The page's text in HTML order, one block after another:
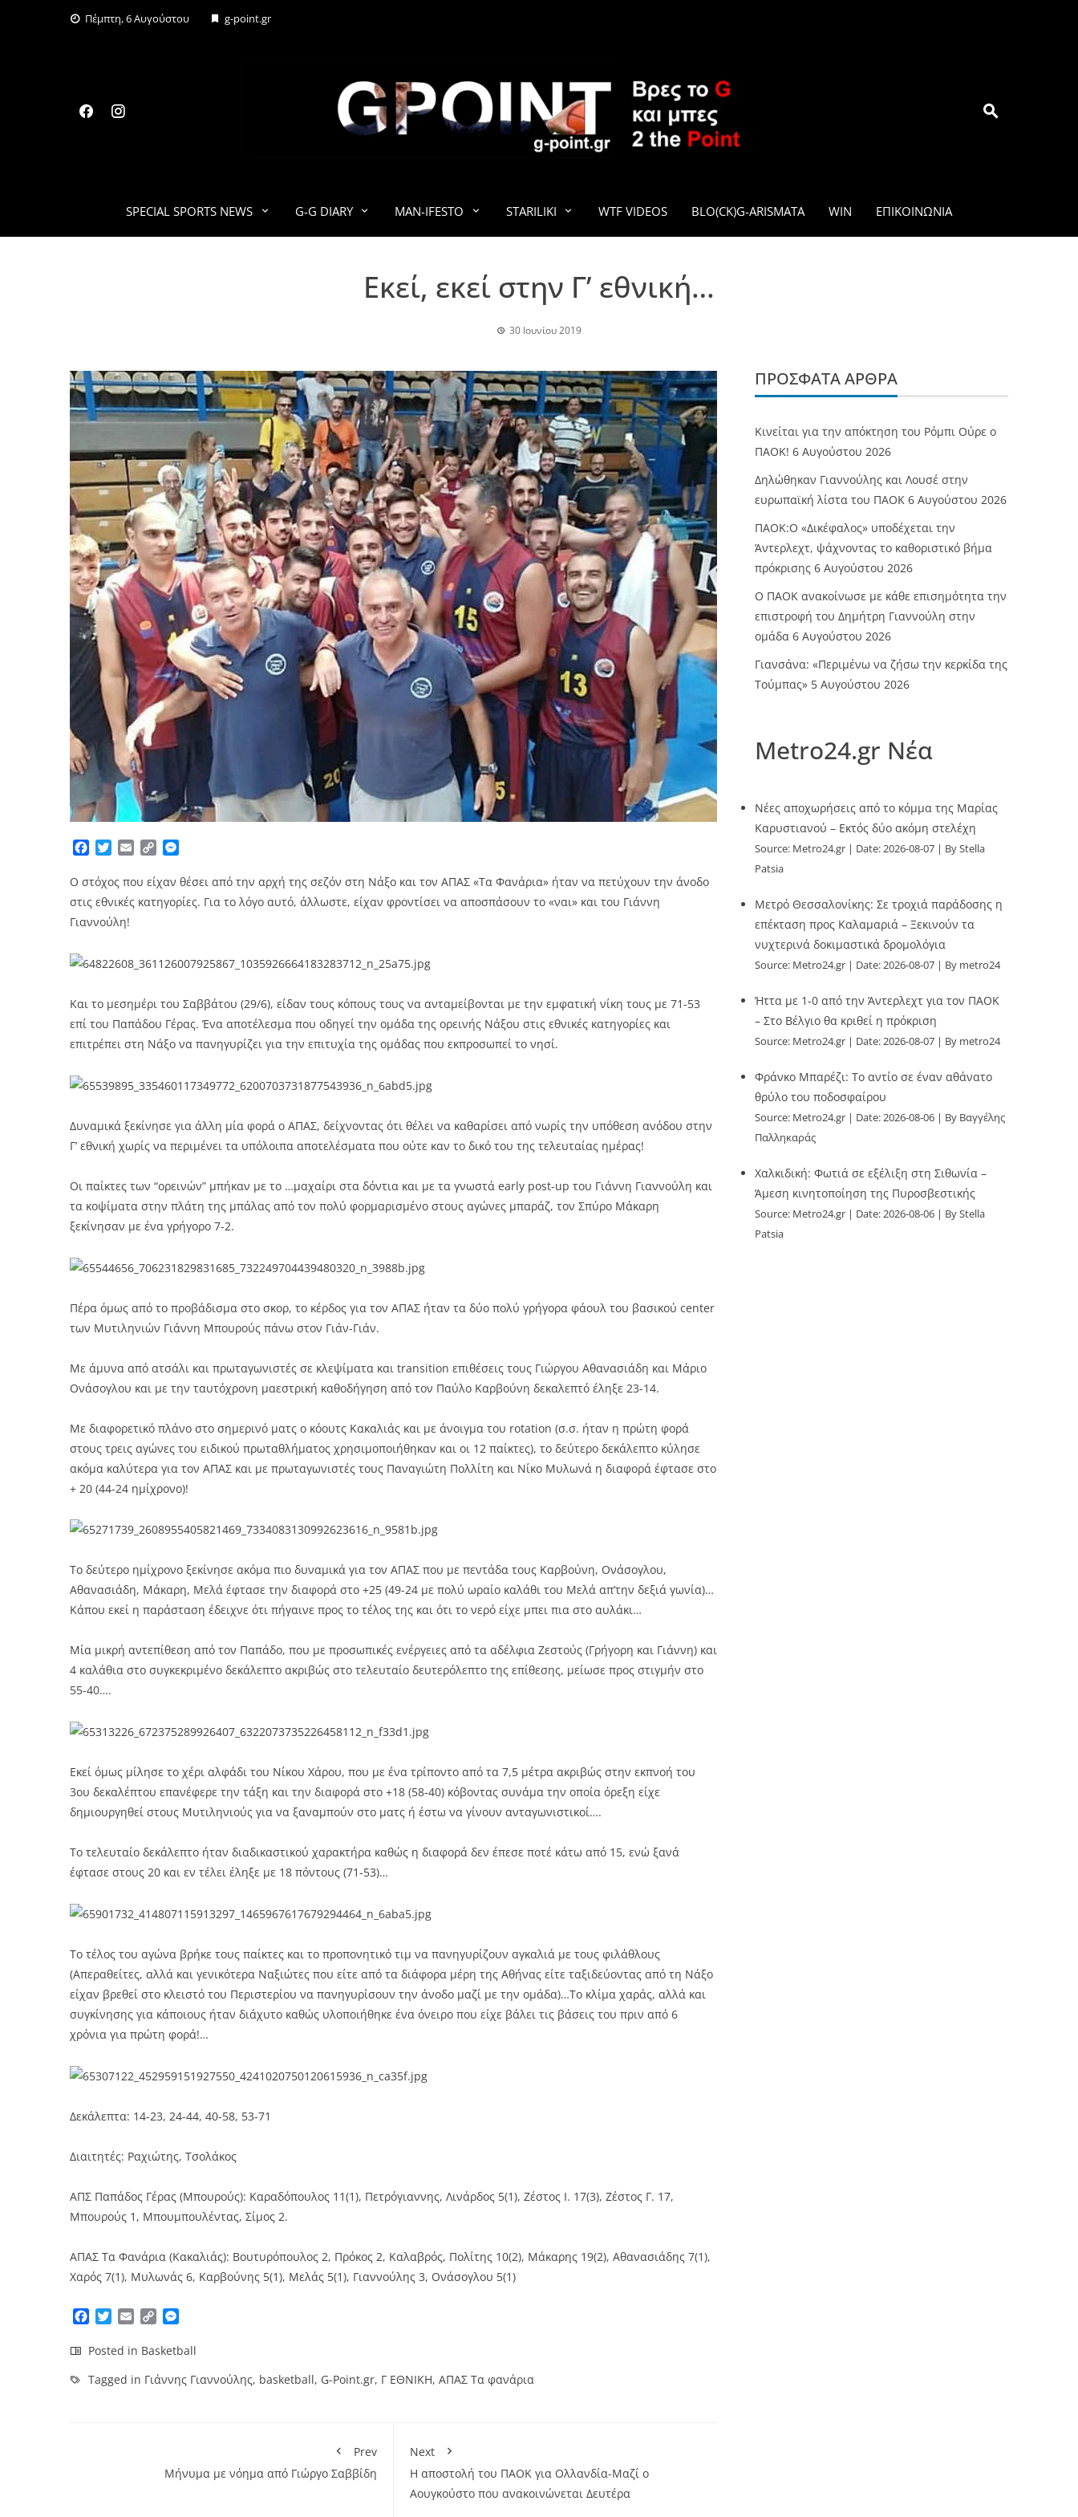
Πέμπτη, 6 Αυγούστου g-point.gr
G-POINT.GR
SPECIAL SPORTS NEWS G-G DIARY MAN-IFESTO STARILIKI WTF VIDEOS BLO(CK)G-ARISMATA WIN ΕΠΙΚΟΙΝΩΝΊΑ
Εκεί, εκεί στην Γ’ εθνική…
30 Ιουνίου 2019
Facebook
TwitterEmailCopy
Ο στόχος που είχαν θέσει από την αρχή της σεζόν στη Νάξο και τον ΑΠΑΣ «Τα Φανάρια» ήταν να πετύχουν την άνοδο
στις εθνικές κατηγορίες. Για το λόγο αυτό, άλλωστε, είχαν φροντίσει να αποσπάσουν το «ναι» και του Γιάννη
Γιαννούλη!
Και το μεσημέρι του Σαββάτου (29/6), είδαν τους κόπους τους να ανταμείβονται με την εμφατική νίκη τους με 71-53
επί του Παπάδου Γέρας. Ένα αποτέλεσμα που οδηγεί την ομάδα της ορεινής Νάξου στις εθνικές κατηγορίες και
επιτρέπει στη Νάξο να πανηγυρίζει για την επιτυχία της ομάδας που εκπροσωπεί το νησί.
Δυναμικά ξεκίνησε για άλλη μία φορά ο ΑΠΑΣ, δείχνοντας ότι θέλει να καθαρίσει από νωρίς την υπόθεση ανόδου στην
Γ’ εθνική χωρίς να περιμένει τα υπόλοιπα αποτελέσματα που ούτε καν το δικό του της τελευταίας ημέρας!
Οι παίκτες των “ορεινών” μπήκαν με το …μαχαίρι στα δόντια και με τα γνωστά early post-up του Γιάννη Γιαννούλη και
τα κοψίματα στην πλάτη της μπάλας από τον πολύ φορμαρισμένο στους αγώνες μπαράζ, τον Σπύρο Μάκαρη
ξεκίνησαν με ένα γρήγορο 7-2.
Πέρα όμως από το προβάδισμα στο σκορ, το κέρδος για τον ΑΠΑΣ ήταν τα δύο πολύ γρήγορα φάουλ του βασικού center
των Μυτιληνιών Γιάννη Μπουρούς πάνω στον Γιάν-Γιάν.
Με άμυνα από ατσάλι και πρωταγωνιστές σε κλεψίματα και transition επιθέσεις τους Γιώργου Αθανασιάδη και Μάριο
Ονάσογλου και με την ταυτόχρονη μαεστρική καθοδήγηση από τον Παύλο Καρβούνη δεκαλεπτό έληξε 23-14.
Με διαφορετικό πλάνο στο σημερινό ματς ο κόουτς Κακαλιάς και με άνοιγμα του rotation (σ.σ. ήταν η πρώτη φορά
στους τρεις αγώνες του ειδικού πρωταθλήματος χρησιμοποιήθηκαν και οι 12 παίκτες), το δεύτερο δεκάλεπτο κύλησε
ακόμα καλύτερα για τον ΑΠΑΣ και με πρωταγωνιστές τους Παναγιώτη Πολλίτη και Νίκο Μυλωνά η διαφορά έφτασε στο
+ 20 (44-24 ημίχρονο)!
Το δεύτερο ημίχρονο ξεκίνησε ακόμα πιο δυναμικά για τον ΑΠΑΣ που με πεντάδα τους Καρβούνη, Ονάσογλου,
Αθανασιάδη, Μάκαρη, Μελά έφτασε την διαφορά στο +25 (49-24 με πολύ ωραίο καλάθι του Μελά απ’την δεξιά γωνία)…
Κάπου εκεί η παράσταση έδειχνε ότι πήγαινε προς το τέλος της και ότι το νερό είχε μπει πια στο αυλάκι…
Μία μικρή αντεπίθεση από τον Παπάδο, που με προσωπικές ενέργειες από τα αδέλφια Ζεστούς (Γρήγορη και Γιάννη) και
4 καλάθια στο συγκεκριμένο δεκάλεπτο ακριβώς στο τελευταίο δευτερόλεπτο της επίθεσης, μείωσε προς στιγμήν στο
55-40….
Εκεί όμως μίλησε το χέρι αλφάδι του Νίκου Χάρου, που με ένα τρίποντο από τα 7,5 μέτρα ακριβώς στην εκπνοή του
3ου δεκαλέπτου επανέφερε την τάξη και την διαφορά στο +18 (58-40) κόβοντας συνάμα την οποία όρεξη είχε
δημιουργηθεί στους Μυτιληνιούς για να ξαναμπούν στο ματς ή έστω να γίνουν ανταγωνιστικοί….
Το τελευταίο δεκάλεπτο ήταν διαδικαστικού χαρακτήρα καθώς η διαφορά δεν έπεσε ποτέ κάτω από 15, ενώ ξανά
έφτασε στους 20 και εν τέλει έληξε με 18 πόντους (71-53)…
Το τέλος του αγώνα βρήκε τους παίκτες και το προπονητικό τιμ να πανηγυρίζουν αγκαλιά με τους φιλάθλους
(Απεραθείτες, αλλά και γενικότερα Ναξιώτες που είτε από τα διάφορα μέρη της Αθήνας είτε ταξιδεύοντας από τη Νάξο
είχαν βρεθεί στο κλειστό του Περιστερίου να πανηγυρίσουν την άνοδο μαζί με την ομάδα)…Το κλίμα χαράς, αλλά και
συγκίνησης για κάποιους ήταν διάχυτο καθώς υλοποιήθηκε ένα όνειρο που είχε βάλει τις βάσεις του πριν από 6
χρόνια για πρώτη φορά!…
Δεκάλεπτα: 14-23, 24-44, 40-58, 53-71
Διαιτητές: Ραχιώτης, Τσολάκος
ΑΠΣ Παπάδος Γέρας (Μπουρούς): Καραδόπουλος 11(1), Πετρόγιαννης, Λινάρδος 5(1), Ζέστος Ι. 17(3), Ζέστος Γ. 17,
Μπουρούς 1, Μπουμπουλέντας, Σίμος 2.
ΑΠΑΣ Τα Φανάρια (Κακαλιάς): Βουτυρόπουλος 2, Πρόκος 2, Καλαβρός, Πολίτης 10(2), Μάκαρης 19(2), Αθανασιάδης 7(1),
Χαρός 7(1), Μυλωνάς 6, Καρβούνης 5(1), Μελάς 5(1), Γιαννούλης 3, Ονάσογλου 5(1)
Facebook
TwitterEmailCopy
Posted in Basketball
Tagged in Γιάννης Γιαννούλης, basketball, G-Point.gr, Γ ΕΘΝΙΚΗ, ΑΠΑΣ Τα φανάρια
Prev
Μήνυμα με νόημα από Γιώργο Σαββίδη
Next
Η αποστολή του ΠΑΟΚ για Ολλανδία-Μαζί ο
Αουγκούστο που ανακοινώνεται Δευτέρα
ΠΡΌΣΦΑΤΑ ΆΡΘΡΑ
Κινείται για την απόκτηση του Ρόμπι Ούρε ο
ΠΑΟΚ! 6 Αυγούστου 2026
Δηλώθηκαν Γιαννούλης και Λουσέ στην
ευρωπαϊκή λίστα του ΠΑΟΚ 6 Αυγούστου 2026
ΠΑΟΚ:Ο «Δικέφαλος» υποδέχεται την
Άντερλεχτ, ψάχνοντας το καθοριστικό βήμα
πρόκρισης 6 Αυγούστου 2026
Ο ΠΑΟΚ ανακοίνωσε με κάθε επισημότητα την
επιστροφή του Δημήτρη Γιαννούλη στην
ομάδα 6 Αυγούστου 2026
Γιανσάνα: «Περιμένω να ζήσω την κερκίδα της
Τούμπας» 5 Αυγούστου 2026
Metro24.gr Νέα
Νέες αποχωρήσεις από το κόμμα της Μαρίας
Καρυστιανού – Εκτός δύο ακόμη στελέχη
Source: Metro24.gr Date: 2026-08-07
By Stella
Patsia
Μετρό Θεσσαλονίκης: Σε τροχιά παράδοσης η
επέκταση προς Καλαμαριά – Ξεκινούν τα
νυχτερινά δοκιμαστικά δρομολόγια
Source: Metro24.gr Date: 2026-08-07 By metro24
Ήττα με 1-0 από την Άντερλεχτ για τον ΠΑΟΚ
– Στο Βέλγιο θα κριθεί η πρόκριση
Source: Metro24.gr Date: 2026-08-07 By metro24
Φράνκο Μπαρέζι: Το αντίο σε έναν αθάνατο
θρύλο του ποδοσφαίρου
Source: Metro24.gr Date: 2026-08-06
By Βαγγέλης
Παλληκαράς
Χαλκιδική: Φωτιά σε εξέλιξη στη Σιθωνία –
Άμεση κινητοποίηση της Πυροσβεστικής
Source: Metro24.gr Date: 2026-08-06
By Stella
Patsia